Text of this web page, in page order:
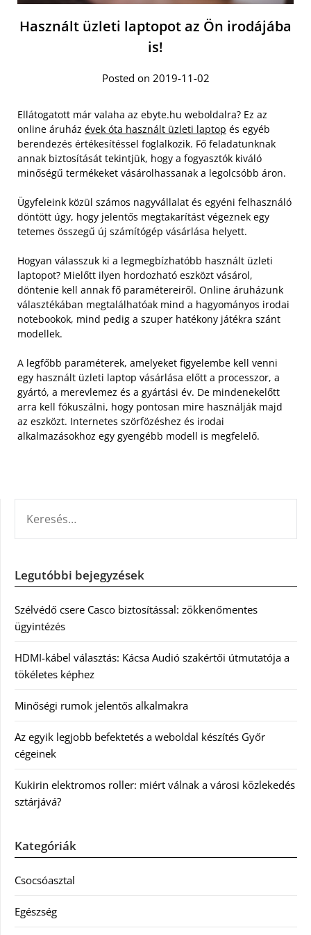
Használt üzleti laptopot az Ön irodájába
is!
Posted on 2019-11-02
Ellátogatott már valaha az ebyte.hu weboldalra? Ez az
online áruház évek óta használt üzleti laptop és egyéb
berendezés értékesítéssel foglalkozik. Fő feladatunknak
annak biztosítását tekintjük, hogy a fogyasztók kiváló
minőségű termékeket vásárolhassanak a legolcsóbb áron.
Ügyfeleink közül számos nagyvállalat és egyéni felhasználó
döntött úgy, hogy jelentős megtakarítást végeznek egy
tetemes összegű új számítógép vásárlása helyett.
Hogyan válasszuk ki a legmegbízhatóbb használt üzleti
laptopot? Mielőtt ilyen hordozható eszközt vásárol,
döntenie kell annak fő paramétereiről. Online áruházunk
választékában megtalálhatóak mind a hagyományos irodai
notebookok, mind pedig a szuper hatékony játékra szánt
modellek.
A legfőbb paraméterek, amelyeket figyelembe kell venni
egy használt üzleti laptop vásárlása előtt a processzor, a
gyártó, a merevlemez és a gyártási év. De mindenekelőtt
arra kell fókuszálni, hogy pontosan mire használják majd
az eszközt. Internetes szörfözéshez és irodai
alkalmazásokhoz egy gyengébb modell is megfelelő.
Legutóbbi bejegyzések
Szélvédő csere Casco biztosítással: zökkenőmentes
ügyintézés
HDMI-kábel választás: Kácsa Audió szakértői útmutatója a
tökéletes képhez
Minőségi rumok jelentős alkalmakra
Az egyik legjobb befektetés a weboldal készítés Győr
cégeinek
Kukirin elektromos roller: miért válnak a városi közlekedés
sztárjává?
Kategóriák
Csocsóasztal
Egészség